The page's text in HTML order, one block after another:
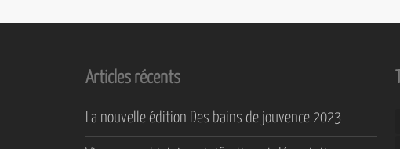
Articles récents
La nouvelle édition Des bains de jouvence 2023